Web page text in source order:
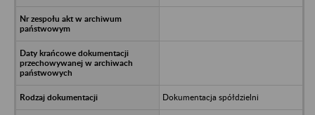
Dokumentacja spółdzielni